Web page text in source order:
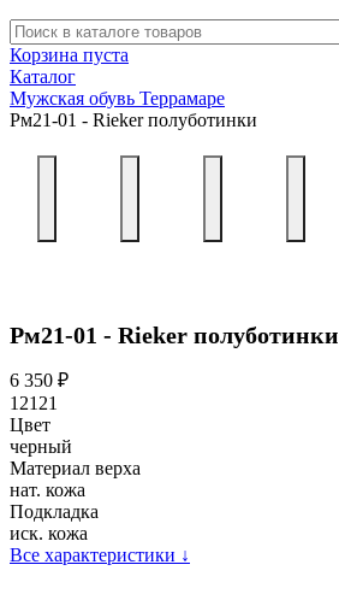
Корзина пуста
Каталог
Мужская обувь Террамаре
Рм21-01 - Rieker полуботинки
Рм21-01 - Rieker полуботинки
6 350 ₽
12121
Цвет
черный
Материал верха
нат. кожа
Подкладка
иск. кожа
Все характеристики ↓